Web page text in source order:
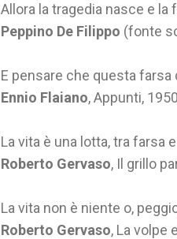
Allora la tragedia nasce e la
Peppino De Filippo (fonte
E pensare che questa farsa
Ennio Flaiano, Appunti,
La vita è una lotta, tra farsa
Roberto Gervaso, Il grillo
La vita non è niente o,
Roberto Gervaso, La volpe